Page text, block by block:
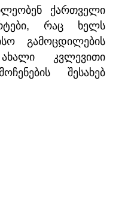
ქართველი
რაც ხელს
გამოცდილების
კვლევითი
შესახებ